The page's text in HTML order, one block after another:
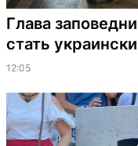
Глава
стать
12:05